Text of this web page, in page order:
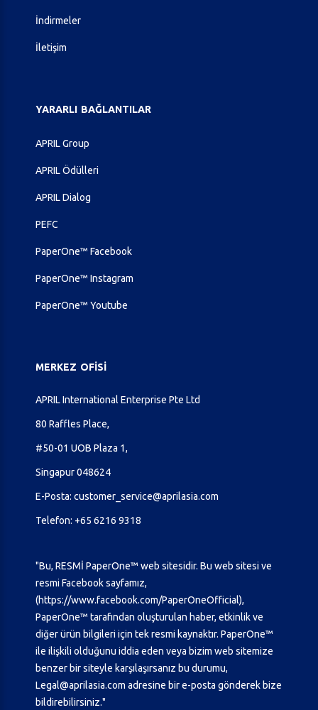
İndirmeler
İletişim
YARARLI BAĞLANTILAR
APRIL Group
APRIL Ödülleri
APRIL Dialog
PEFC
PaperOne™ Facebook
PaperOne™ Instagram
PaperOne™ Youtube
MERKEZ OFISI
APRIL International Enterprise Pte Ltd
80 Raffles Place,
#50-01 UOB Plaza 1,
Singapur 048624
E-Posta: customer_service@aprilasia.com
Telefon: +65 6216 9318
"Bu, RESMİ PaperOne™ web sitesidir. Bu web sitesi ve
resmi Facebook sayfamız,
(https://www.facebook.com/PaperOneOfficial),
PaperOne™ tarafından oluşturulan haber, etkinlik ve
diğer ürün bilgileri için tek resmi kaynaktır. PaperOne™
ile ilişkili olduğunu iddia eden veya bizim web sitemize
benzer bir siteyle karşılaşırsanız bu durumu,
Legal@aprilasia.com adresine bir e-posta gönderek bize
bildirebilirsiniz."